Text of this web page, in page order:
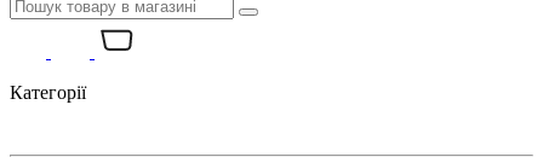
Категорії